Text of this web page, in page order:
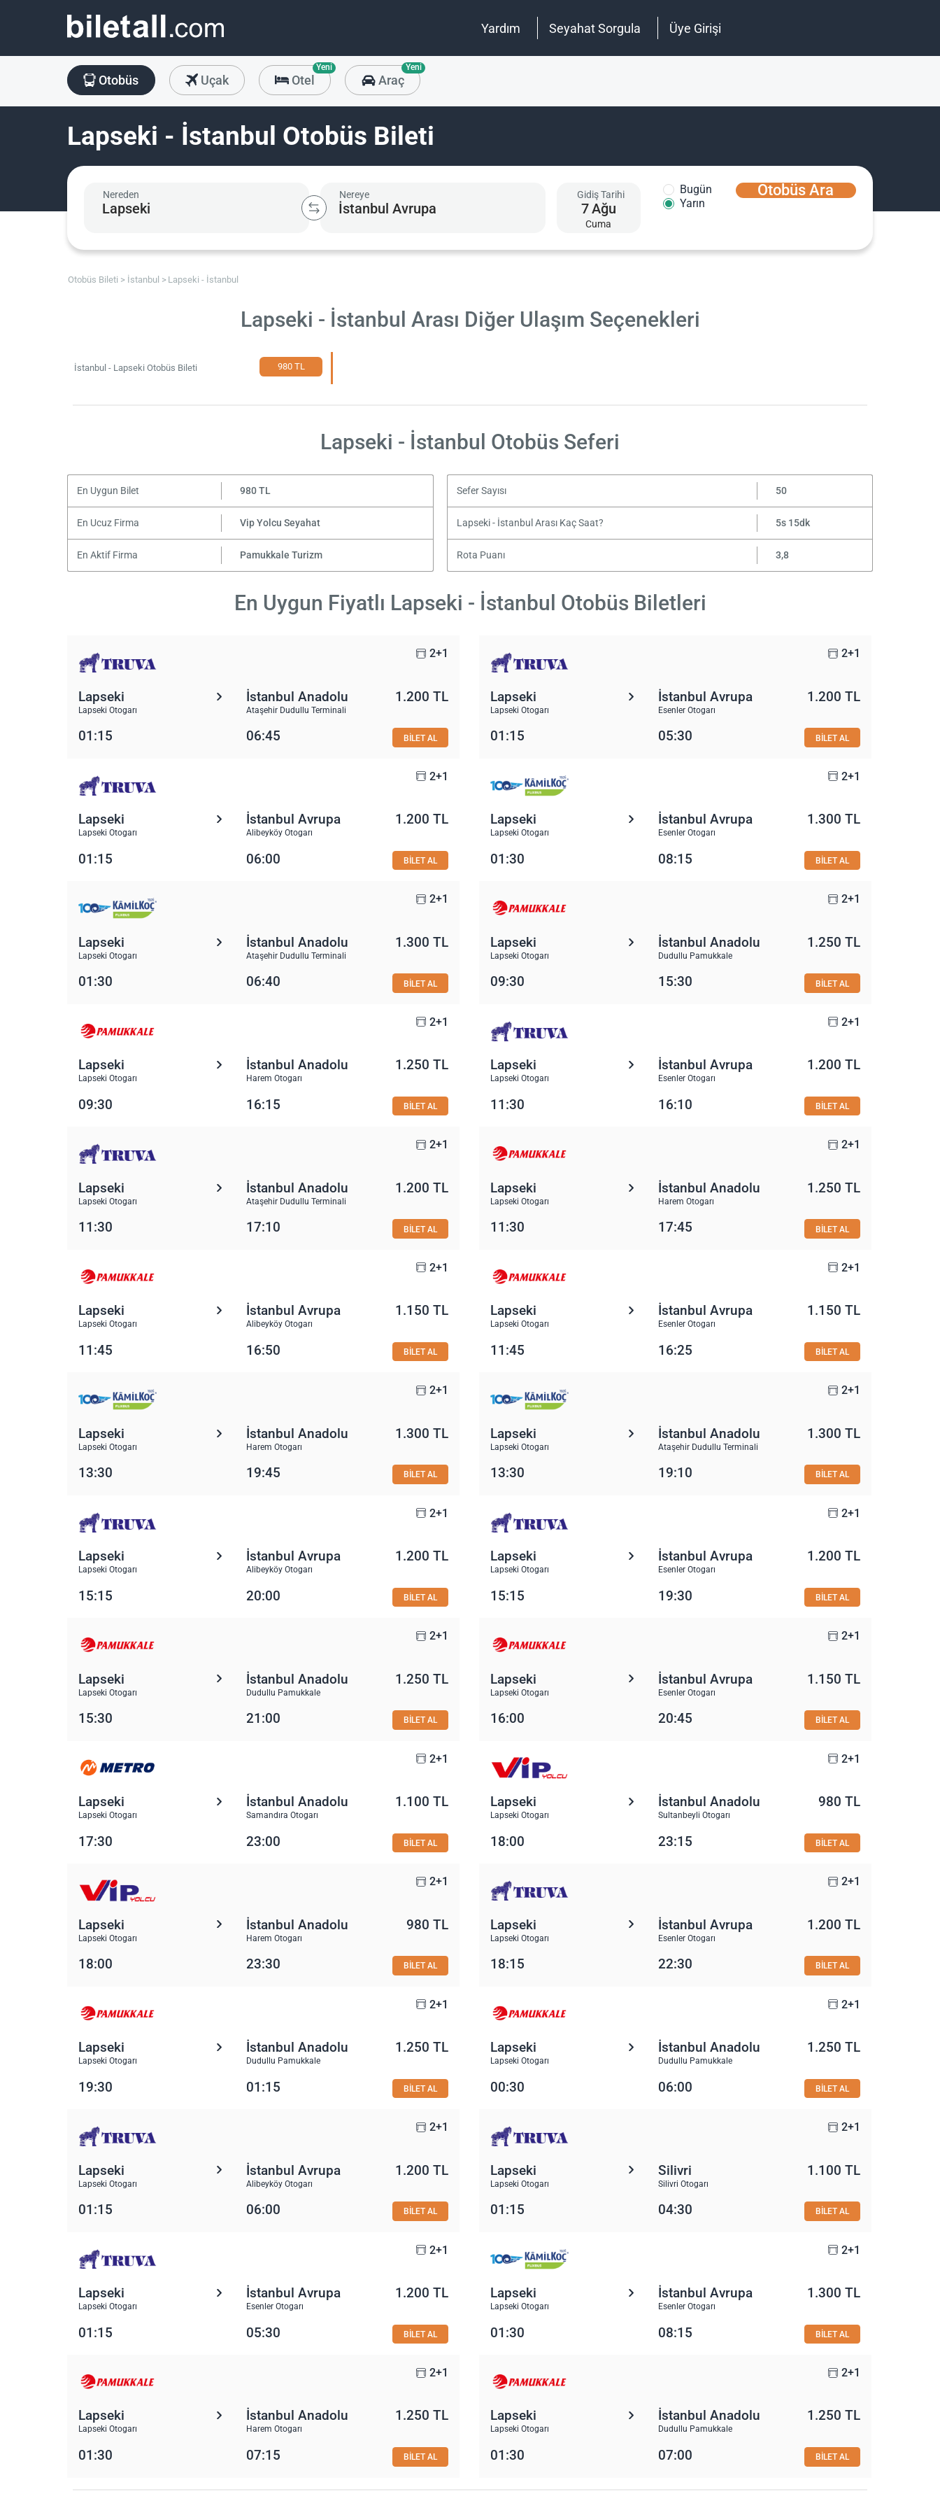
Yardım Seyahat Sorgula Üye Girişi
Otobüs Uçak Otel
Yeni
Araç
Yeni
Lapseki - İstanbul Otobüs Bileti
Nereden Nereye Gidiş Tarihi
7Ağu
Cuma
Bugün
Yarın
Otobüs Ara
Otobüs Bileti İstanbul Lapseki - İstanbul
Lapseki - İstanbul Arası Diğer Ulaşım Seçenekleri
İstanbul - Lapseki Otobüs Bileti 980 TL
Lapseki - İstanbul Otobüs Seferi
En Uygun Bilet 980 TL Sefer Sayısı 50
En Ucuz Firma Vip Yolcu Seyahat Lapseki - İstanbul Arası Kaç Saat? 5s 15dk
En Aktif Firma Pamukkale Turizm Rota Puanı 3,8
En Uygun Fiyatlı Lapseki - İstanbul Otobüs Biletleri
2+1
Lapseki
Lapseki Otogarı
İstanbul Anadolu
Ataşehir Dudullu Terminali
1.200 TL
01:15 06:45 BİLET AL
2+1
Lapseki
Lapseki Otogarı
İstanbul Avrupa
Esenler Otogarı
1.200 TL
01:15 05:30 BİLET AL
2+1
Lapseki
Lapseki Otogarı
İstanbul Avrupa
Alibeyköy Otogarı
1.200 TL
01:15 06:00 BİLET AL
2+1
Lapseki
Lapseki Otogarı
İstanbul Avrupa
Esenler Otogarı
1.300 TL
01:30 08:15 BİLET AL
2+1
Lapseki
Lapseki Otogarı
İstanbul Anadolu
Ataşehir Dudullu Terminali
1.300 TL
01:30 06:40 BİLET AL
2+1
Lapseki
Lapseki Otogarı
İstanbul Anadolu
Dudullu Pamukkale
1.250 TL
09:30 15:30 BİLET AL
2+1
Lapseki
Lapseki Otogarı
İstanbul Anadolu
Harem Otogarı
1.250 TL
09:30 16:15 BİLET AL
2+1
Lapseki
Lapseki Otogarı
İstanbul Avrupa
Esenler Otogarı
1.200 TL
11:30 16:10 BİLET AL
2+1
Lapseki
Lapseki Otogarı
İstanbul Anadolu
Ataşehir Dudullu Terminali
1.200 TL
11:30 17:10 BİLET AL
2+1
Lapseki
Lapseki Otogarı
İstanbul Anadolu
Harem Otogarı
1.250 TL
11:30 17:45 BİLET AL
2+1
Lapseki
Lapseki Otogarı
İstanbul Avrupa
Alibeyköy Otogarı
1.150 TL
11:45 16:50 BİLET AL
2+1
Lapseki
Lapseki Otogarı
İstanbul Avrupa
Esenler Otogarı
1.150 TL
11:45 16:25 BİLET AL
2+1
Lapseki
Lapseki Otogarı
İstanbul Anadolu
Harem Otogarı
1.300 TL
13:30 19:45 BİLET AL
2+1
Lapseki
Lapseki Otogarı
İstanbul Anadolu
Ataşehir Dudullu Terminali
1.300 TL
13:30 19:10 BİLET AL
2+1
Lapseki
Lapseki Otogarı
İstanbul Avrupa
Alibeyköy Otogarı
1.200 TL
15:15 20:00 BİLET AL
2+1
Lapseki
Lapseki Otogarı
İstanbul Avrupa
Esenler Otogarı
1.200 TL
15:15 19:30 BİLET AL
2+1
Lapseki
Lapseki Otogarı
İstanbul Anadolu
Dudullu Pamukkale
1.250 TL
15:30 21:00 BİLET AL
2+1
Lapseki
Lapseki Otogarı
İstanbul Avrupa
Esenler Otogarı
1.150 TL
16:00 20:45 BİLET AL
2+1
Lapseki
Lapseki Otogarı
İstanbul Anadolu
Samandıra Otogarı
1.100 TL
17:30 23:00 BİLET AL
2+1
Lapseki
Lapseki Otogarı
İstanbul Anadolu
Sultanbeyli Otogarı
980 TL
18:00 23:15 BİLET AL
2+1
Lapseki
Lapseki Otogarı
İstanbul Anadolu
Harem Otogarı
980 TL
18:00 23:30 BİLET AL
2+1
Lapseki
Lapseki Otogarı
İstanbul Avrupa
Esenler Otogarı
1.200 TL
18:15 22:30 BİLET AL
2+1
Lapseki
Lapseki Otogarı
İstanbul Anadolu
Dudullu Pamukkale
1.250 TL
19:30 01:15 BİLET AL
2+1
Lapseki
Lapseki Otogarı
İstanbul Anadolu
Dudullu Pamukkale
1.250 TL
00:30 06:00 BİLET AL
2+1
Lapseki
Lapseki Otogarı
İstanbul Avrupa
Alibeyköy Otogarı
1.200 TL
01:15 06:00 BİLET AL
2+1
Lapseki
Lapseki Otogarı
Silivri
Silivri Otogarı
1.100 TL
01:15 04:30 BİLET AL
2+1
Lapseki
Lapseki Otogarı
İstanbul Avrupa
Esenler Otogarı
1.200 TL
01:15 05:30 BİLET AL
2+1
Lapseki
Lapseki Otogarı
İstanbul Avrupa
Esenler Otogarı
1.300 TL
01:30 08:15 BİLET AL
2+1
Lapseki
Lapseki Otogarı
İstanbul Anadolu
Harem Otogarı
1.250 TL
01:30 07:15 BİLET AL
2+1
Lapseki
Lapseki Otogarı
İstanbul Anadolu
Dudullu Pamukkale
1.250 TL
01:30 07:00 BİLET AL